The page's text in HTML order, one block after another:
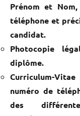
Prénom et
téléphone et
candidat.
Photocopie
diplôme.
Curriculum-
numéro de
des